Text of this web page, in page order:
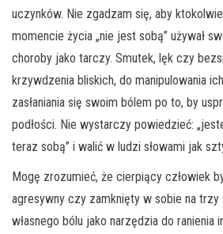
uczynków. Nie zgadzam się, aby
momencie życia „nie jest sobą” używał
choroby jako tarczy. Smutek, lęk czy
krzywdzenia bliskich, do manipulowania
zasłaniania się swoim bólem po to, by
podłości. Nie wystarczy powiedzieć:
teraz sobą” i walić w ludzi słowami jak
Mogę zrozumieć, że cierpiący człowiek
agresywny czy zamknięty w sobie na trzy
własnego bólu jako narzędzia do ranienia